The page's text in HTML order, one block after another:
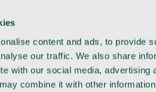
content and ads, to provide
our traffic. We also share
with our social media, advertising
combine it with other